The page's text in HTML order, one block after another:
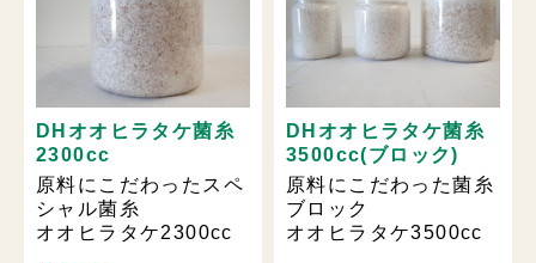
DHオオヒラタケ菌糸
2300cc
原料にこだわったスペ
シャル菌糸
オオヒラタケ2300cc
DHオオヒラタケ菌糸
3500cc(ブロック)
原料にこだわった菌糸
ブロック
オオヒラタケ3500cc